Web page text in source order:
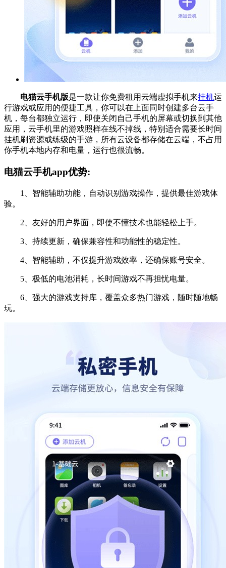
电猫云手机版是一款让你免费租用云端虚拟手机来挂机运
行游戏或应用的便捷工具，你可以在上面同时创建多台云手
机，每台都独立运行，即使关闭自己手机的屏幕或切换到其他
应用，云手机里的游戏照样在线不掉线，特别适合需要长时间
挂机刷资源或练级的手游，所有云设备都存储在云端，不占用
你手机本地内存和电量，运行也很流畅。
电猫云手机app优势:
1、智能辅助功能，自动识别游戏操作，提供最佳游戏体
验。
2、友好的用户界面，即使不懂技术也能轻松上手。
3、持续更新，确保兼容性和功能性的稳定性。
4、智能辅助，不仅提升游戏效率，还确保账号安全。
5、极低的电池消耗，长时间游戏不再担忧电量。
6、强大的游戏支持库，覆盖众多热门游戏，随时随地畅
玩。